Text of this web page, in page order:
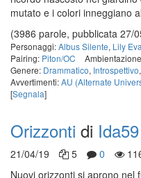
mutato e i colori inneggiano
(3986 parole, pubblicata 27/
Personaggi:Albus Silente, Lily
Pairing: Piton/OC
Genere: Drammatico, Introspettivo,
Avvertimenti:AU (Alternate
[Segnala]
Orizzonti di Ida59
21/04/19 5 0
Nuovi orizzonti si aprono nel